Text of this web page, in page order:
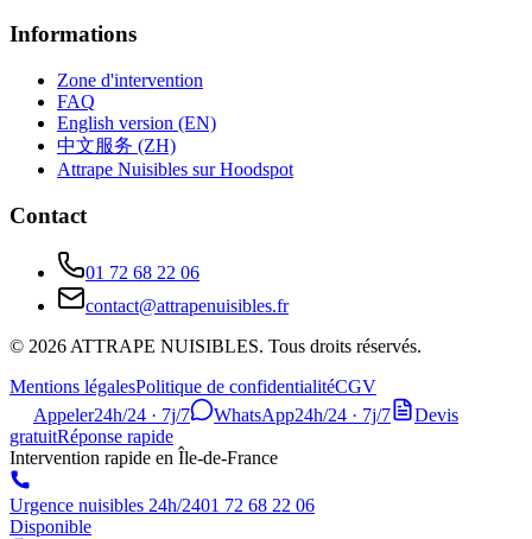
Informations
Zone d'intervention
FAQ
English version (EN)
中文服务 (ZH)
Attrape Nuisibles sur Hoodspot
Contact
01 72 68 22 06
contact@attrapenuisibles.fr
© 2026ATTRAPE NUISIBLES. Tous droits réservés.
Mentions légalesPolitique de confidentialitéCGV
Appeler24h/24 · 7j/7 WhatsApp24h/24 · 7j/7
Devis
gratuitRéponse rapide
Intervention rapide en Île-de-France
Urgence nuisibles 24h/2401 72 68 22 06
Disponible